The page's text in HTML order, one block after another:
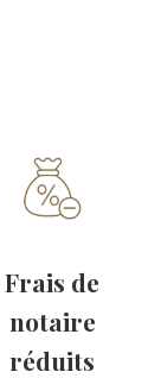
Frais de
notaire
réduits